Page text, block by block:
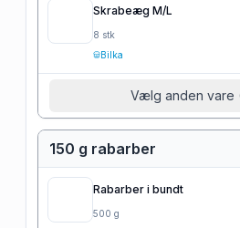
Skrabeæg M/L
8 stk
Bilka
Vælg anden vare
150 g rabarber
Rabarber i bundt
500 g